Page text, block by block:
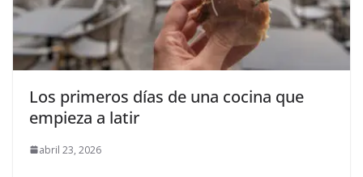
Los primeros días de una cocina que
empieza a latir
abril 23, 2026